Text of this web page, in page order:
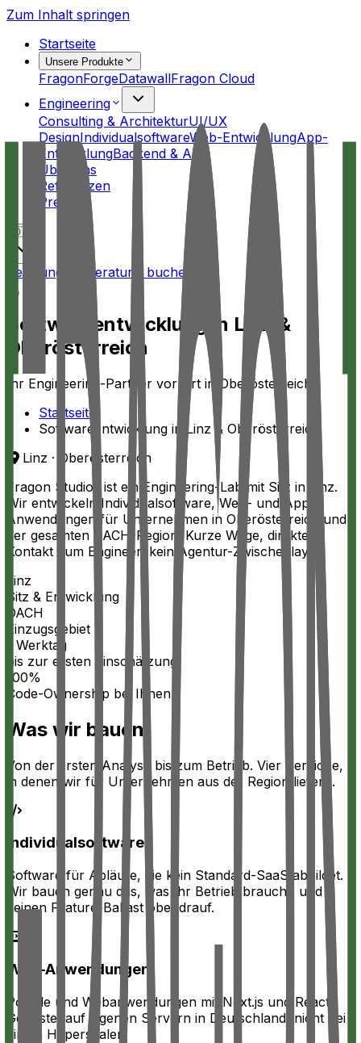
Zum Inhalt springen
Startseite
Unsere Produkte
FragonForgeDatawallFragon Cloud
Engineering
Consulting & ArchitekturUI/UX
DesignIndividualsoftwareWeb-EntwicklungApp-
EntwicklungBackend & APIs
Über uns
Referenzen
Preise
🇩🇪
Beratung Erstberatung buchen
Softwareentwicklung in Linz &
Oberösterreich
Ihr Engineering-Partner vor Ort in Oberösterreich.
Startseite
Softwareentwicklung in Linz & Oberösterreich
Linz · Oberösterreich
Fragon Studios ist ein Engineering-Lab mit Sitz in Linz.
Wir entwickeln Individualsoftware, Web- und App-
Anwendungen für Unternehmen in Oberösterreich und
der gesamten DACH-Region. Kurze Wege, direkter
Kontakt zum Engineer, kein Agentur-Zwischenlayer.
Linz
Sitz & Entwicklung
DACH
Einzugsgebiet
1 Werktag
bis zur ersten Einschätzung
100%
Code-Ownership bei Ihnen
Was wir bauen
Von der ersten Analyse bis zum Betrieb. Vier Bereiche,
in denen wir für Unternehmen aus der Region liefern.
Individualsoftware
Software für Abläufe, die kein Standard-SaaS abbildet.
Wir bauen genau das, was Ihr Betrieb braucht, und
keinen Feature-Ballast obendrauf.
Web-Anwendungen
Portale und Webanwendungen mit Next.js und React.
Gehostet auf eigenen Servern in Deutschland, nicht bei
einem Hyperscaler.